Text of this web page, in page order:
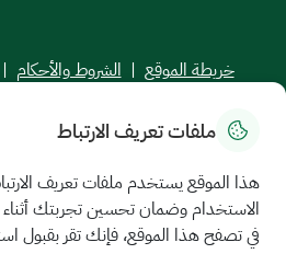
خريطة الموقع | الشروط والأحكام |
جميع الحقوق محفوظة للجامعة السعودية
ملفات تعريف الارتباط
هذا الموقع يستخدم ملفات تعريف
الاستخدام وضمان تحسين تجربتك أثناء
في تصفح هذا الموقع، فإنك تقر بقبول